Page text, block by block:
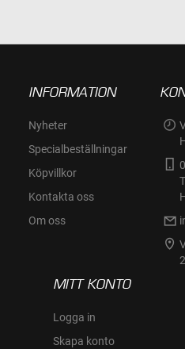
INFORMATION
Nyheter
Specialbeställningar
Köpvillkor
Kontakta oss
Om oss
MITT KONTO
Logga in
Skapa konto